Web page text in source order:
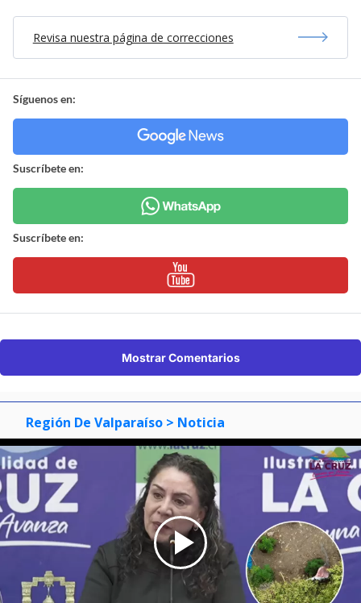
Revisa nuestra página de correcciones
Síguenos en:
Suscríbete en:
Suscríbete en:
Mostrar Comentarios
Región De Valparaíso > Noticia